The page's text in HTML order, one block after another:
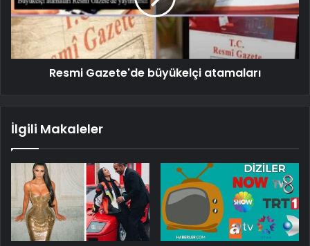
Resmi Gazete'de büyükelçi atamaları
İlgili Makaleler